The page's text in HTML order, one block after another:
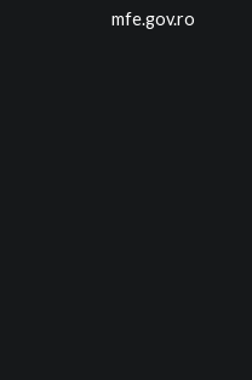
mfe.gov.ro